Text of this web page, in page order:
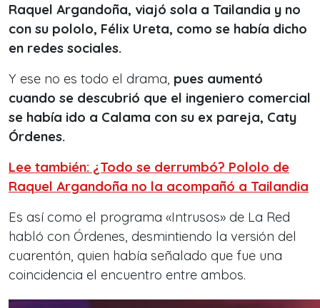
Raquel Argandoña, viajó sola a Tailandia y no
con su pololo, Félix Ureta, como se había dicho
en redes sociales.
Y ese no es todo el drama, pues aumentó
cuando se descubrió que el ingeniero comercial
se había ido a Calama con su ex pareja, Caty
Órdenes.
Lee también: ¿Todo se derrumbó? Pololo de
Raquel Argandoña no la acompañó a Tailandia
Es así como el programa «Intrusos» de La Red
habló con Órdenes, desmintiendo la versión del
cuarentón, quien había señalado que fue una
coincidencia el encuentro entre ambos.